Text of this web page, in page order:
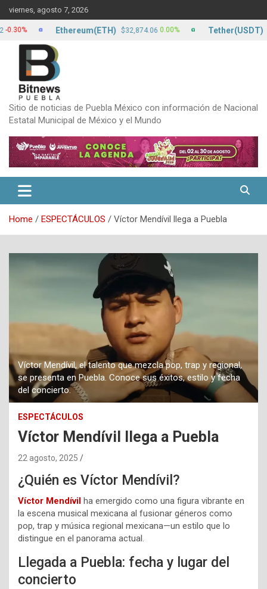
Skip
to
content
viernes, agosto 7, 2026
Sitio de noticias de Puebla México con información de Nacional
Estatal Municipal de México y el Mundo
Home ESPECTÁCULOS Víctor Mendívil llega a Puebla
Víctor Mendívil, el talento que mezcla pop, trap y regional,
se presenta en Puebla. Conoce sus éxitos, estilo y fecha
del concierto.
ESPECTÁCULOS
Víctor Mendívil llega a Puebla
22 agosto, 2025
¿Quién es Víctor Mendívil?
Víctor Mendívil ha emergido como una figura vibrante en
la escena musical mexicana al fusionar géneros como
pop, trap y música regional mexicana⁤—un estilo que lo
distingue en el panorama actual.
Llegada a Puebla: fecha y lugar del
concierto
Ethereum(ETH) $32,874.06 0.00% Tether(USDT)